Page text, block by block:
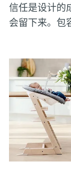
信任是设计的
会留下来。包